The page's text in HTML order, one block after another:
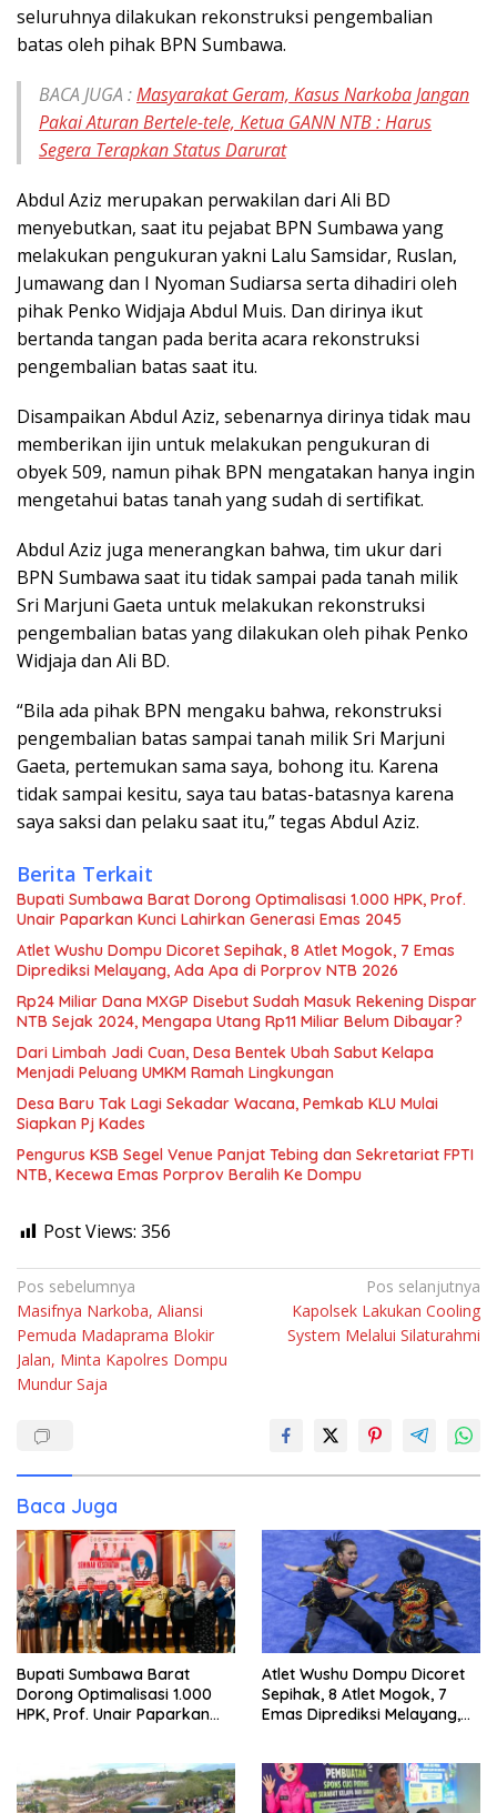
seluruhnya dilakukan rekonstruksi pengembalian
batas oleh pihak BPN Sumbawa.
BACA JUGA :Masyarakat Geram, Kasus Narkoba Jangan
Pakai Aturan Bertele-tele, Ketua GANN NTB : Harus
Segera Terapkan Status Darurat
Abdul Aziz merupakan perwakilan dari Ali BD
menyebutkan, saat itu pejabat BPN Sumbawa yang
melakukan pengukuran yakni Lalu Samsidar, Ruslan,
Jumawang dan I Nyoman Sudiarsa serta dihadiri oleh
pihak Penko Widjaja Abdul Muis. Dan dirinya ikut
bertanda tangan pada berita acara rekonstruksi
pengembalian batas saat itu.
Disampaikan Abdul Aziz, sebenarnya dirinya tidak mau
memberikan ijin untuk melakukan pengukuran di
obyek 509, namun pihak BPN mengatakan hanya ingin
mengetahui batas tanah yang sudah di sertifikat.
Abdul Aziz juga menerangkan bahwa, tim ukur dari
BPN Sumbawa saat itu tidak sampai pada tanah milik
Sri Marjuni Gaeta untuk melakukan rekonstruksi
pengembalian batas yang dilakukan oleh pihak Penko
Widjaja dan Ali BD.
“Bila ada pihak BPN mengaku bahwa, rekonstruksi
pengembalian batas sampai tanah milik Sri Marjuni
Gaeta, pertemukan sama saya, bohong itu. Karena
tidak sampai kesitu, saya tau batas-batasnya karena
saya saksi dan pelaku saat itu,” tegas Abdul Aziz.
Berita Terkait
Bupati Sumbawa Barat Dorong Optimalisasi 1.000 HPK, Prof.
Unair Paparkan Kunci Lahirkan Generasi Emas 2045
Atlet Wushu Dompu Dicoret Sepihak, 8 Atlet Mogok, 7 Emas
Diprediksi Melayang, Ada Apa di Porprov NTB 2026
Rp24 Miliar Dana MXGP Disebut Sudah Masuk Rekening Dispar
NTB Sejak 2024, Mengapa Utang Rp11 Miliar Belum Dibayar?
Dari Limbah Jadi Cuan, Desa Bentek Ubah Sabut Kelapa
Menjadi Peluang UMKM Ramah Lingkungan
Desa Baru Tak Lagi Sekadar Wacana, Pemkab KLU Mulai
Siapkan Pj Kades
Pengurus KSB Segel Venue Panjat Tebing dan Sekretariat FPTI
NTB, Kecewa Emas Porprov Beralih Ke Dompu
Post Views: 356
Navigasi
pos
Pos sebelumnya
Masifnya Narkoba, Aliansi
Pemuda Madaprama Blokir
Jalan, Minta Kapolres Dompu
Mundur Saja
Pos selanjutnya
Kapolsek Lakukan Cooling
System Melalui Silaturahmi
Baca Juga
Bupati Sumbawa Barat
Dorong Optimalisasi 1.000
HPK, Prof. Unair Paparkan
Atlet Wushu Dompu Dicoret
Sepihak, 8 Atlet Mogok, 7
Emas Diprediksi Melayang,